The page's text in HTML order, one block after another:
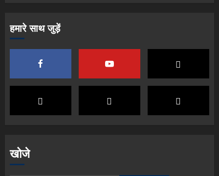
हमारे साथ जुड़ें
खोजे